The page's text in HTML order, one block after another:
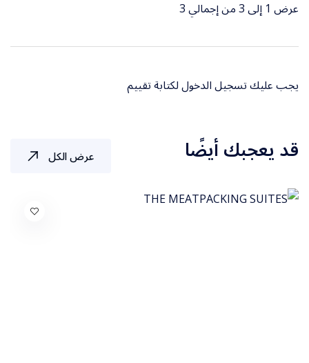
عرض 1 إلى 3 من إجمالي 3
يجب عليك تسجيل الدخول لكتابة تقييم
قد يعجبك أيضًا عرض الكل